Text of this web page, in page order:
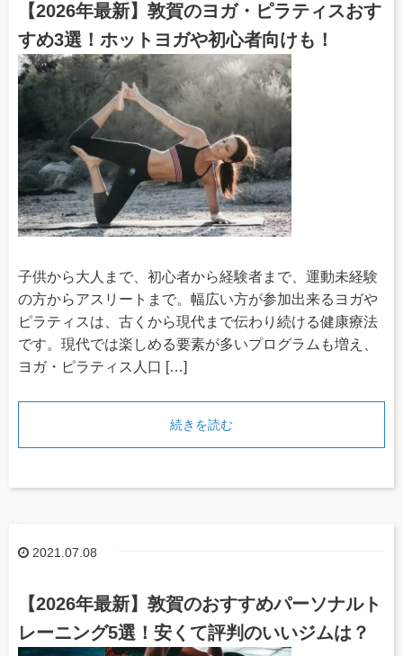
【2026年最新】敦賀のヨガ・ピラティスおす
すめ3選！ホットヨガや初心者向けも！
子供から大人まで、初心者から経験者まで、運動未経験
の方からアスリートまで。幅広い方が参加出来るヨガや
ピラティスは、古くから現代まで伝わり続ける健康療法
です。現代では楽しめる要素が多いプログラムも増え、
ヨガ・ピラティス人口 […]
続きを読む
2021.07.08
【2026年最新】敦賀のおすすめパーソナルト
レーニング5選！安くて評判のいいジムは？